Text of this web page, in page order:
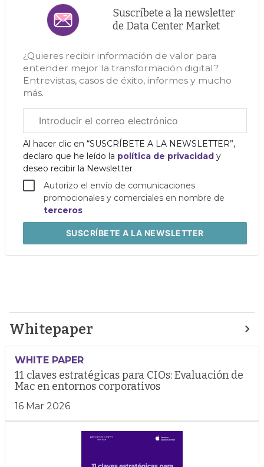
Suscríbete a la newsletter
de Data Center Market
¿Quieres recibir información de valor para
entender mejor la transformación digital?
Entrevistas, casos de éxito, informes y mucho
más.
electrónico
corporativo
Al hacer clic en “SUSCRÍBETE A LA NEWSLETTER”,
declaro que he leído la política de privacidad y
deseo recibir la Newsletter
Autorizo el envío de comunicaciones
promocionales y comerciales en nombre de
terceros
SUSCRÍBETEA LA NEWSLETTER
Whitepaper
WHITE PAPER
11 claves estratégicas para CIOs: Evaluación de
Mac en entornos corporativos
16 Mar 2026